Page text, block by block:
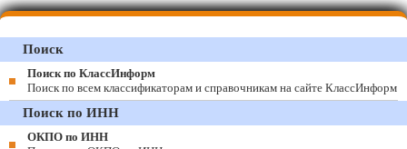
Поиск
Поиск по КлассИнформ
Поиск по всем классификаторам и справочникам на сайте КлассИнформ
Поиск по ИНН
ОКПО по ИНН